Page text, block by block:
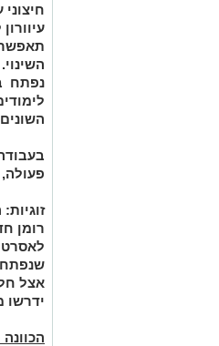
תאפשר
נפתח
זוגיות:
רומן
שנפתח
אצל
ידרשו